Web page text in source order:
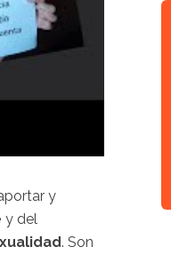
y
y del
. Son